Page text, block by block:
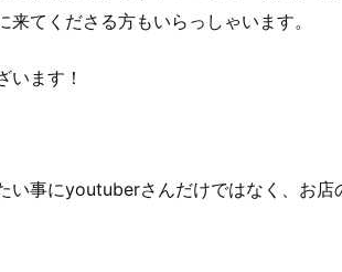
来てくださる方もいらっしゃいます。
います！
い事にyoutuberさんだけではなく、お店